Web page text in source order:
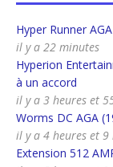
Hyper Runner
il y a 22 minutes
Hyperion
à un accord
il y a 3 heures et
Worms DC AGA
il y a 4 heures et 9
Extension 512